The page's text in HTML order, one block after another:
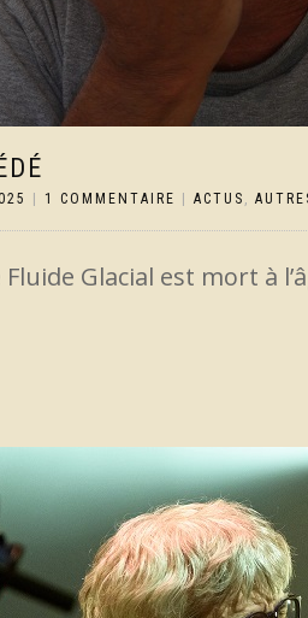
1 COMMENTAIRE ACTUS ,
Glacial est mort à